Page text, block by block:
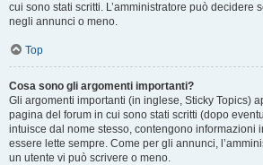
cui sono stati scritti. L’amministratore può decidere
negli annunci o meno.
Top
Cosa sono gli argomenti importanti?
Gli argomenti importanti (in inglese, Sticky Topics)
pagina del forum in cui sono stati scritti (dopo
intuisce dal nome stesso, contengono informazioni
essere lette sempre. Come per gli annunci,
un utente vi può scrivere o meno.